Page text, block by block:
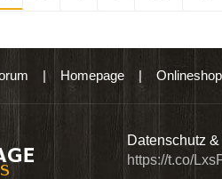
| Homepage| Onlineshop
Datenschutz
https://t.co/